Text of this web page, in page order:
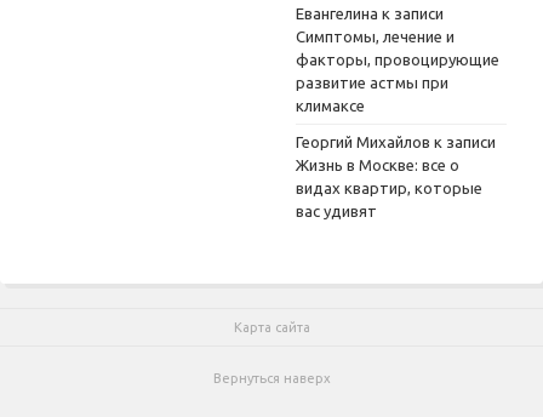
Евангелина к записи
Симптомы, лечение и
факторы, провоцирующие
развитие астмы при
климаксе
Георгий Михайлов к записи
Жизнь в Москве: все о
видах квартир, которые
вас удивят
Карта сайта
Вернуться наверх